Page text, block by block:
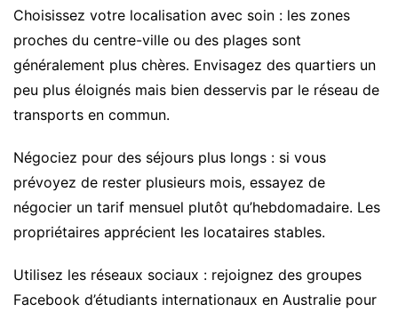
Choisissez votre localisation avec soin : les zones
proches du centre-ville ou des plages sont
généralement plus chères. Envisagez des quartiers un
peu plus éloignés mais bien desservis par le réseau de
transports en commun.
Négociez pour des séjours plus longs : si vous
prévoyez de rester plusieurs mois, essayez de
négocier un tarif mensuel plutôt qu’hebdomadaire. Les
propriétaires apprécient les locataires stables.
Utilisez les réseaux sociaux : rejoignez des groupes
Facebook d’étudiants internationaux en Australie pour